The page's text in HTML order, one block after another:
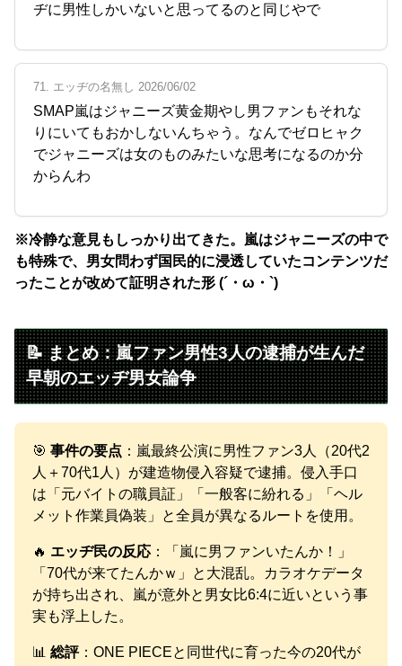
ヂに男性しかいないと思ってるのと同じやで
71. エッヂの名無し 2026/06/02
SMAP嵐はジャニーズ黄金期やし男ファンもそれな
りにいてもおかしないんちゃう。なんでゼロヒャク
でジャニーズは女のものみたいな思考になるのか分
からんわ
※冷静な意見もしっかり出てきた。嵐はジャニーズの中で
も特殊で、男女問わず国民的に浸透していたコンテンツだ
ったことが改めて証明された形 (´・ω・`)
📝 まとめ：嵐ファン男性3人の逮捕が生んだ
早朝のエッヂ男女論争
🎯 事件の要点 ：嵐最終公演に男性ファン3人（20代2
人＋70代1人）が建造物侵入容疑で逮捕。侵入手口
は「元バイトの職員証」「一般客に紛れる」「ヘル
メット作業員偽装」と全員が異なるルートを使用。
🔥 エッヂ民の反応 ：「嵐に男ファンいたんか！」
「70代が来てたんかｗ」と大混乱。カラオケデータ
が持ち出され、嵐が意外と男女比6:4に近いという事
実も浮上した。
📊 総評：ONE PIECEと同世代に育った今の20代が